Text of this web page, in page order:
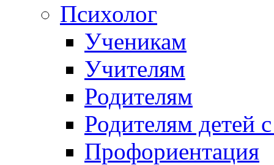
Психолог
Ученикам
Учителям
Родителям
Родителям детей
Профориентация